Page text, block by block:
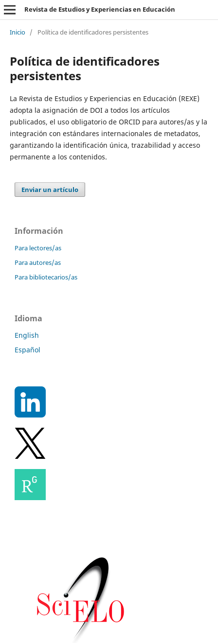
Revista de Estudios y Experiencias en Educación
Inicio / Política de identificadores persistentes
Política de identificadores
persistentes
La Revista de Estudios y Experiencias en Educación (REXE)
adopta la asignación de DOI a todos los artículos
publicados, el uso obligatorio de ORCID para autores/as y la
integración con estándares internacionales de metadatos,
garantizando la identificación única, trazabilidad y acceso
permanente a los contenidos.
Enviar un artículo
Información
Para lectores/as
Para autores/as
Para bibliotecarios/as
Idioma
English
Español